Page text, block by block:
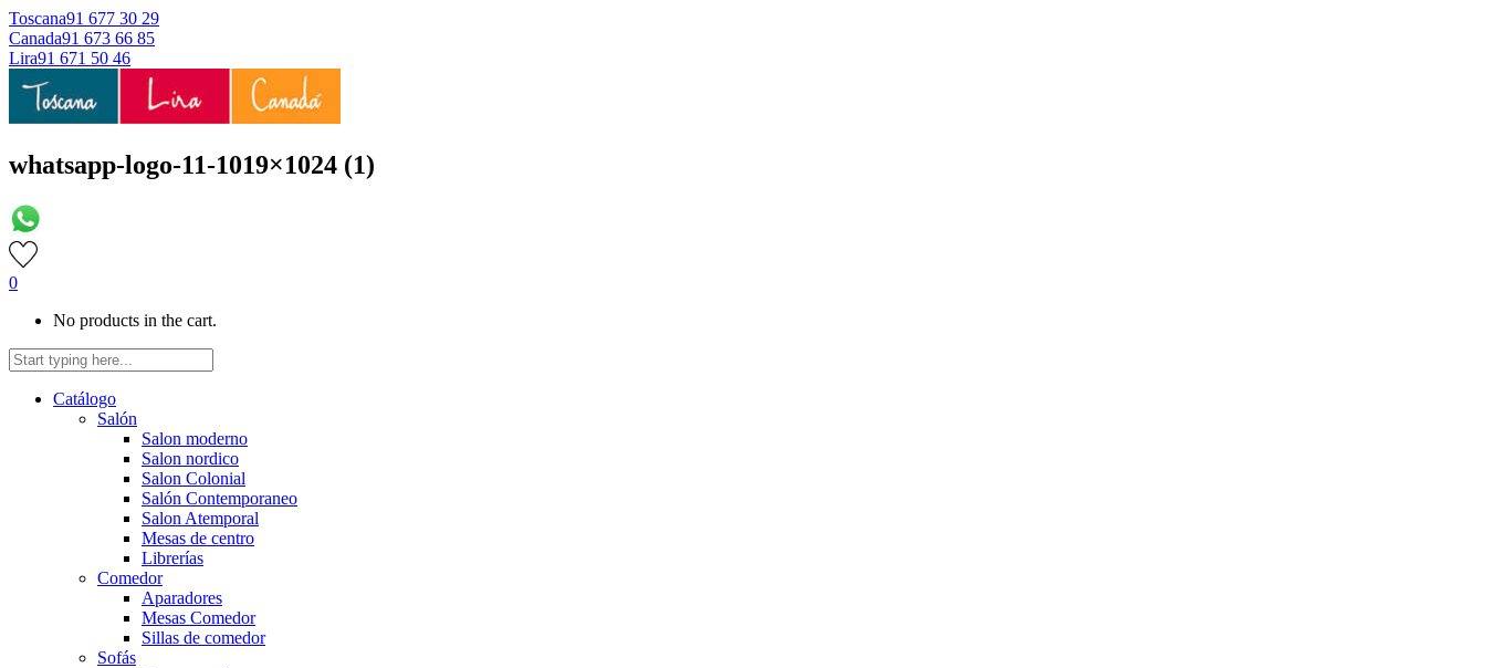
Toscana91 677 30 29
Canada91 673 66 85
Lira91 671 50 46
whatsapp-logo-11-1019×1024 (1)
0
No products in the cart.
Catálogo
Salón
Salon moderno
Salon nordico
Salon Colonial
Salón Contemporaneo
Salon Atemporal
Mesas de centro
Librerías
Comedor
Aparadores
Mesas Comedor
Sillas de comedor
Sofás